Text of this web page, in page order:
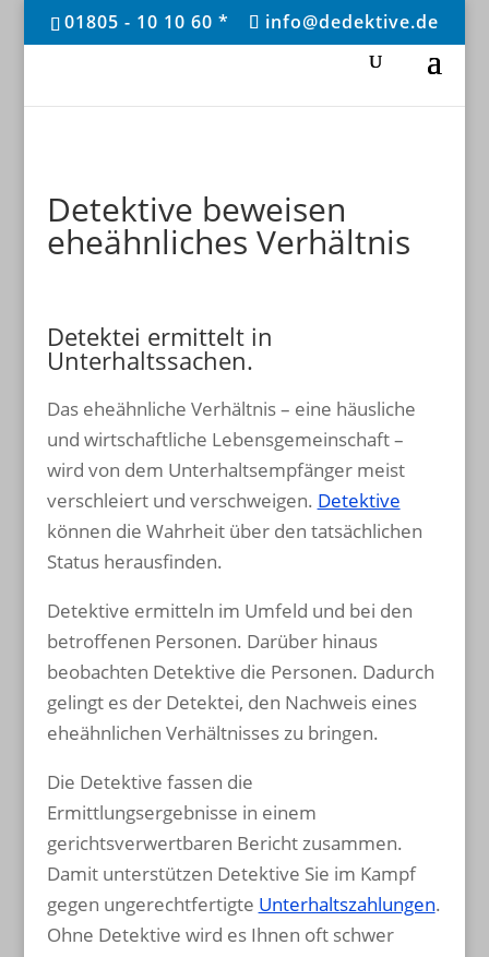
01805 - 10 10 60 * info@dedektive.de
Detektive beweisen
eheähnliches Verhältnis
Detektei ermittelt in
Unterhaltssachen.
Das eheähnliche Verhältnis – eine häusliche
und wirtschaftliche Lebensgemeinschaft –
wird von dem Unterhaltsempfänger meist
verschleiert und verschweigen. Detektive
können die Wahrheit über den tatsächlichen
Status herausfinden.
Detektive ermitteln im Umfeld und bei den
betroffenen Personen. Darüber hinaus
beobachten Detektive die Personen. Dadurch
gelingt es der Detektei, den Nachweis eines
eheähnlichen Verhältnisses zu bringen.
Die Detektive fassen die
Ermittlungsergebnisse in einem
gerichtsverwertbaren Bericht zusammen.
Damit unterstützen Detektive Sie im Kampf
gegen ungerechtfertigte Unterhaltszahlungen.
Ohne Detektive wird es Ihnen oft schwer